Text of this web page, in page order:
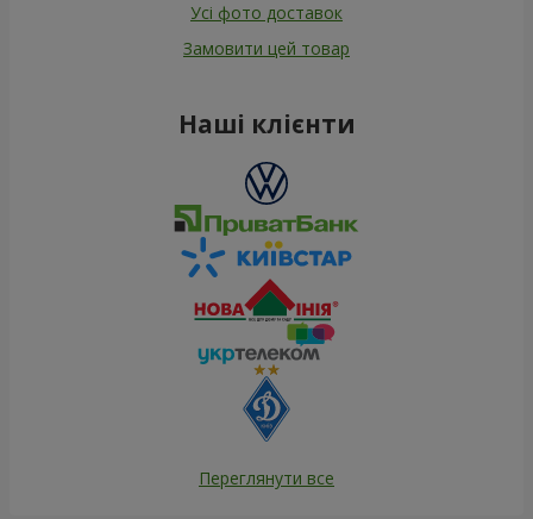
Усі фото доставок
Замовити цей товар
Наші клієнти
Переглянути все